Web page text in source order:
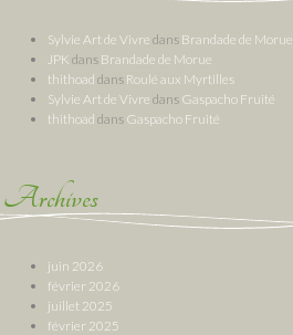
Sylvie Art de Vivre dans Brandade de Morue
JPK dans Brandade de Morue
thithoad dans Roulé aux Myrtilles
Sylvie Art de Vivre dans Gaspacho Fruité
thithoad dans Gaspacho Fruité
Archives
juin 2026
février 2026
juillet 2025
février 2025